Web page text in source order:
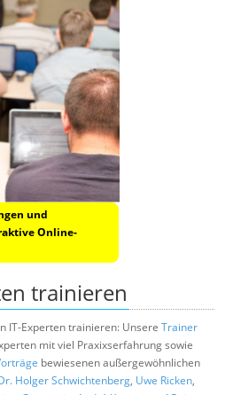
und
Online-
trainieren
IT-Experten trainieren: Unsere Trainer
mit viel Praxixserfahrung sowie
bewiesenen außergewöhnlichen
Holger Schwichtenberg, Uwe Ricken,